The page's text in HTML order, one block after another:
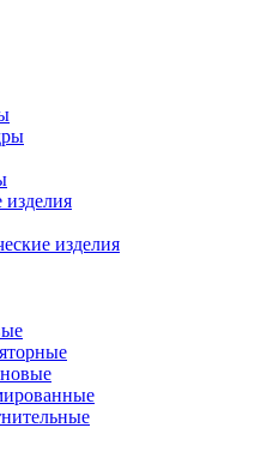
изделия
изделия